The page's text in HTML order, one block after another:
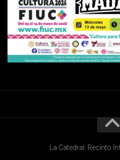
La Catedral: Recinto